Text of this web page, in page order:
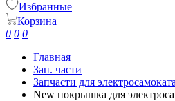
Избранные
Корзина
0 0 0
Главная
Зап. части
Запчасти для электросамоката
New покрышка для